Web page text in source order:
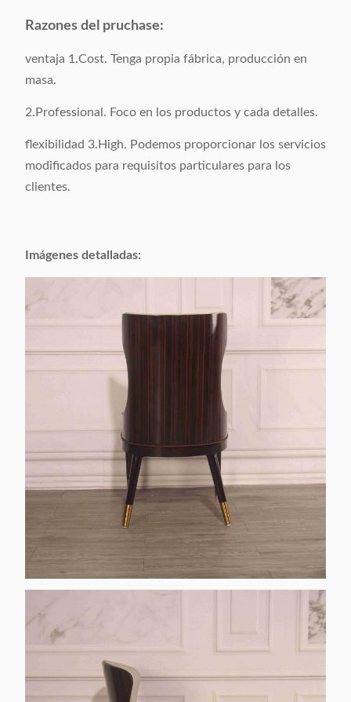
Empaquetado: 1 pedazo/1 cartón
Appliable: Adultos
Aceptable
Razones del pruchase:
ventaja 1.Cost. Tenga propia fábrica, producción en
masa.
2.Professional. Foco en los productos y cada detalles.
flexibilidad 3.High. Podemos proporcionar los servicios
modificados para requisitos particulares para los
clientes.
Imágenes detalladas: